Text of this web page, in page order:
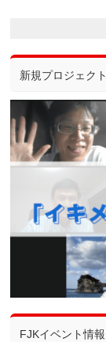
新規プロジェクト
FJKイベント情報